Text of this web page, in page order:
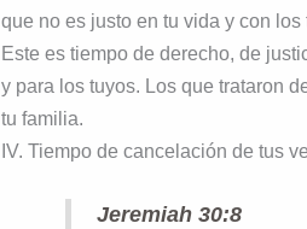
que no es justo en tu vida y con los
Este es tiempo de derecho, de
y para los tuyos. Los que trataron
tu familia.
IV. Tiempo de cancelación de tus
Jeremiah 30:8